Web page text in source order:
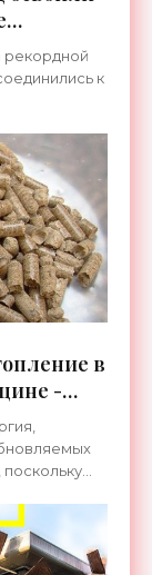
рекордной
к
в
-